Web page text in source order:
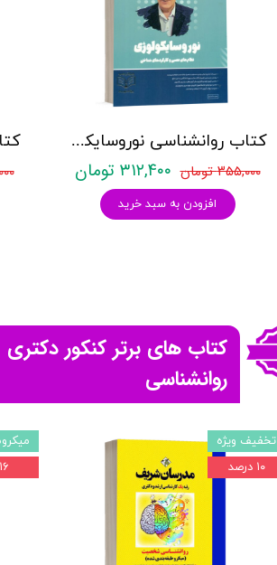
کتاب روانشناسی نوروسایکولوژی نشر روان آموز حمیده نامداری
۳۵۵,۰۰۰ تومان ۳۱۲,۴۰۰ تومان
افزودن به سبد خرید
۱۶ درصد
تخفیف ویژه
۱۰ درصد
کتاب های برتر کنکور دکتری
روانشناسی